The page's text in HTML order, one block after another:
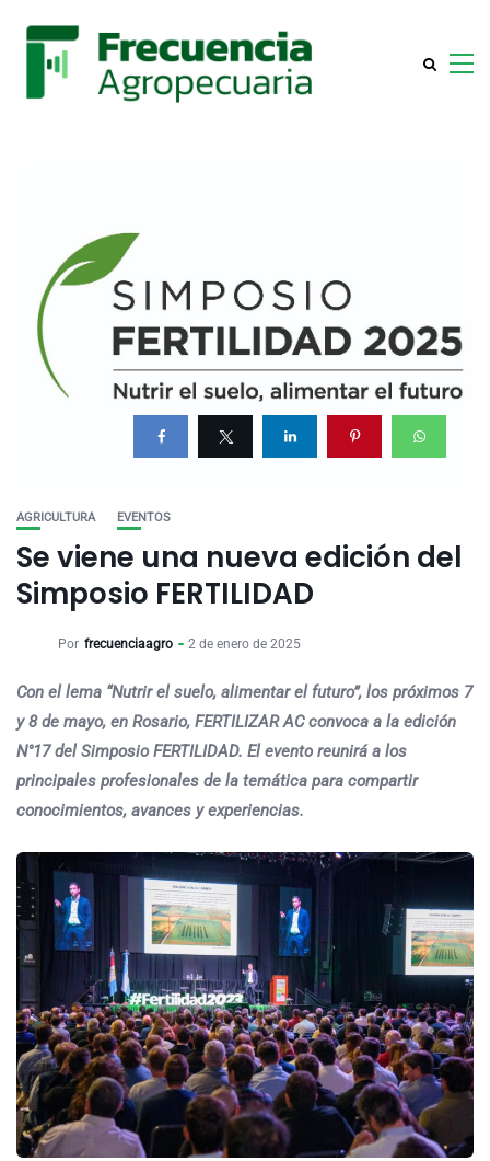
AGRICULTURA EVENTOS
Se viene una nueva edición del
Simposio FERTILIDAD
Por frecuenciaagro 2 de enero de 2025
Con el lema “Nutrir el suelo, alimentar el futuro”, los próximos 7
y 8 de mayo, en Rosario, FERTILIZAR AC convoca a la edición
N°17 del Simposio FERTILIDAD. El evento reunirá a los
principales profesionales de la temática para compartir
conocimientos, avances y experiencias.